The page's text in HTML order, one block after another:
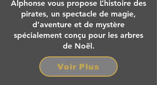
Alphonse vous propose L’histoire des
pirates, un spectacle de magie,
d’aventure et de mystère
spécialement conçu pour les arbres
de Noël.
Voir Plus